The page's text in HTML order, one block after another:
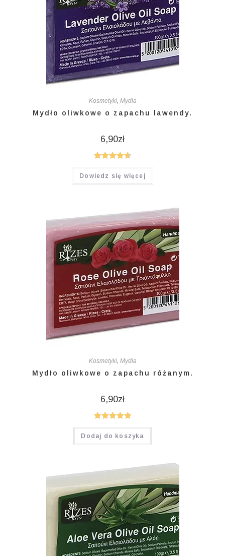
Kosmetyki, Mydła
Mydło oliwkowe o zapachu lawendy.
6,90zł
Oceniono
4.75 na 5
Dowiedz się więcej
Kosmetyki, Mydła
Mydło oliwkowe o zapachu różanym.
6,90zł
Oceniono
5.00na 5
Dodaj do koszyka